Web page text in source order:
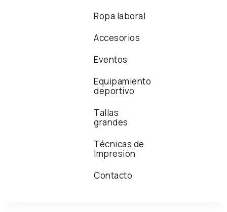
Ropa laboral
Accesorios
Eventos
Equipamiento
deportivo
Tallas
grandes
Técnicas de
Impresión
Contacto